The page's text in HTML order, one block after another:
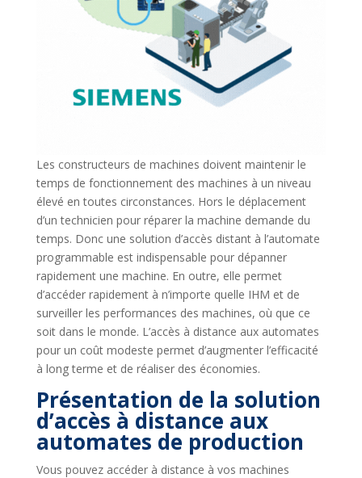
Les constructeurs de machines doivent maintenir le
temps de fonctionnement des machines à un niveau
élevé en toutes circonstances. Hors le déplacement
d’un technicien pour réparer la machine demande du
temps. Donc une solution d’accès distant à l’automate
programmable est indispensable pour dépanner
rapidement une machine. En outre, elle permet
d’accéder rapidement à n’importe quelle IHM et de
surveiller les performances des machines, où que ce
soit dans le monde. L’accès à distance aux automates
pour un coût modeste permet d’augmenter l’efficacité
à long terme et de réaliser des économies.
Présentation de la solution
d’accès à distance aux
automates de production
Vous pouvez accéder à distance à vos machines